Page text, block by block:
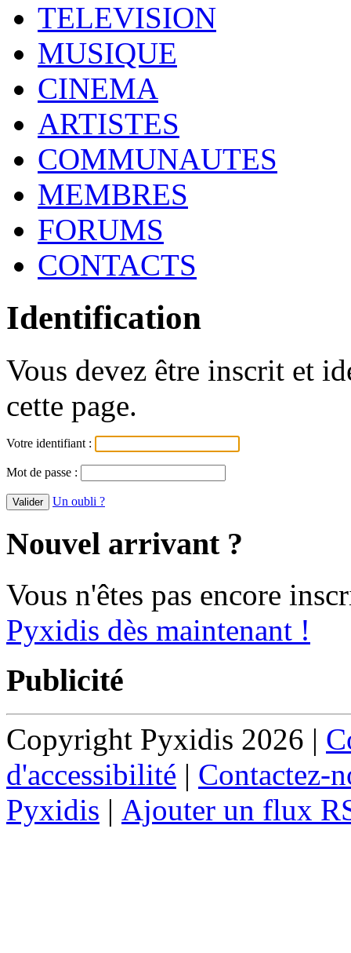
TELEVISION
MUSIQUE
CINEMA
ARTISTES
COMMUNAUTES
MEMBRES
FORUMS
CONTACTS
Identification
Vous devez être inscrit et
cette page.
Votre identifiant :
Mot de passe :
Un oubli ?
Nouvel arrivant ?
Vous n'êtes pas encore
Pyxidis dès maintenant !
Publicité
Copyright Pyxidis 2026 |
d'accessibilité | Contactez-
Pyxidis | Ajouter un flux